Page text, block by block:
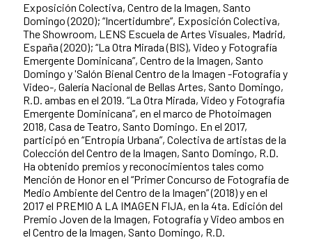
Exposición Colectiva, Centro de la Imagen, Santo
Domingo (2020); “Incertidumbre”, Exposición Colectiva,
The Showroom, LENS Escuela de Artes Visuales, Madrid,
España (2020); “La Otra Mirada (BIS), Video y Fotografía
Emergente Dominicana”, Centro de la Imagen, Santo
Domingo y 'Salón Bienal Centro de la Imagen -Fotografía y
Video-, Galería Nacional de Bellas Artes, Santo Domingo,
R.D. ambas en el 2019. “La Otra Mirada, Video y Fotografía
Emergente Dominicana”, en el marco de Photoimagen
2018, Casa de Teatro, Santo Domingo. En el 2017,
participó en “Entropía Urbana”, Colectiva de artistas de la
Colección del Centro de la Imagen, Santo Domingo, R.D.
Ha obtenido premios y reconocimientos tales como
Mención de Honor en el “Primer Concurso de Fotografía de
Medio Ambiente del Centro de la Imagen” (2018) y en el
2017 el PREMIO A LA IMAGEN FIJA, en la 4ta. Edición del
Premio Joven de la Imagen, Fotografía y Video ambos en
el Centro de la Imagen, Santo Domingo, R.D.